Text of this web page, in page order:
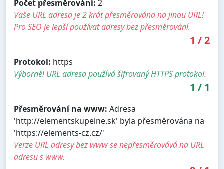
Počet přesměrování: 2
Vaše URL adresa je 2 krát přesměrována na jinou URL!
Pro SEO je lepší používat adresy bez přesměrování.
1 /2
Protokol: https
Výborně! URL adresa používá šifrovaný HTTPS protokol.
1 / 1
Přesměrování na www: Adresa
'http://elementskupelne.sk' byla přesměrována na
'https://elements-cz.cz/'
Verze URL adresy bez www se nepřesměrovává na URL
adresu s www.